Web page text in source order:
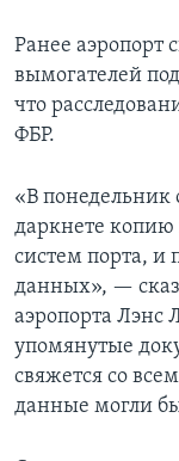
Ранее аэропорт
вымогателей
что
ФБР.
«В понедельник
даркнете
систем порта, и
данных», —
аэропорта Лэнс
упомянутые
свяжется со
данные могли